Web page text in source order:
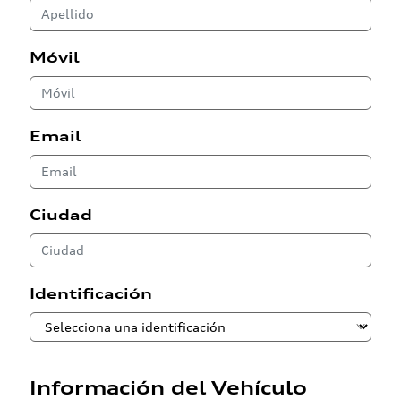
Móvil
Email
Ciudad
Identificación
Información del Vehículo